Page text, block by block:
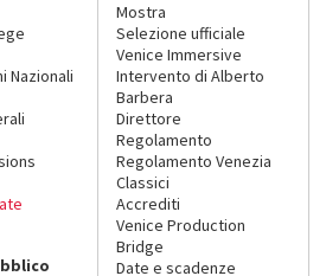
Nazionali
Mostra
Selezione ufficiale
Venice Immersive
Intervento di Alberto
Barbera
Direttore
Regolamento
Regolamento Venezia
Classici
Accrediti
Venice Production
Bridge
Date e scadenze